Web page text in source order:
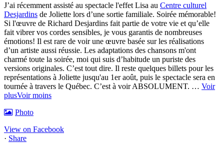
J’ai récemment assisté au spectacle l'effet Lisa au Centre culturel
Desjardins de Joliette lors d’une sortie familiale. Soirée mémorable!
Si l'œuvre de Richard Desjardins fait partie de votre vie et qu’elle
fait vibrer vos cordes sensibles, je vous garantis de nombreuses
émotions! Il est rare de voir une œuvre basée sur les réalisations
d’un artiste aussi réussie. Les adaptations des chansons m'ont
charmé toute la soirée, moi qui suis d’habitude un puriste des
versions originales. C’est tout dire. Il reste quelques billets pour les
représentations à Joliette jusqu'au 1er août, puis le spectacle sera en
tournée à travers le Québec. C’est à voir ABSOLUMENT. … Voir
plusVoir moins
Photo
View on Facebook
· Share